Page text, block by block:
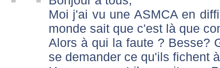
Moi j'ai vu une ASMCA en
monde sait que c'est là que
Alors à qui la faute ? Besse?
se demander ce qu'ils fichent